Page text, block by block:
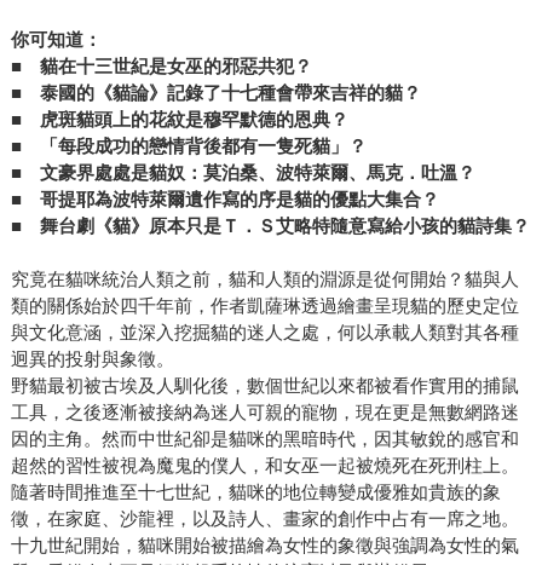
你可知道：
■貓在十三世紀是女巫的邪惡共犯？
■泰國的《貓論》記錄了十七種會帶來吉祥的貓？
■虎斑貓頭上的花紋是穆罕默德的恩典？
■「每段成功的戀情背後都有一隻死貓」？
■文豪界處處是貓奴：莫泊桑、波特萊爾、馬克．吐溫？
■哥提耶為波特萊爾遺作寫的序是貓的優點大集合？
■舞台劇《貓》原本只是Ｔ．Ｓ艾略特隨意寫給小孩的貓詩集？
究竟在貓咪統治人類之前，貓和人類的淵源是從何開始？貓與人
類的關係始於四千年前，作者凱薩琳透過繪畫呈現貓的歷史定位
與文化意涵，並深入挖掘貓的迷人之處，何以承載人類對其各種
迥異的投射與象徵。
野貓最初被古埃及人馴化後，數個世紀以來都被看作實用的捕鼠
工具，之後逐漸被接納為迷人可親的寵物，現在更是無數網路迷
因的主角。然而中世紀卻是貓咪的黑暗時代，因其敏銳的感官和
超然的習性被視為魔鬼的僕人，和女巫一起被燒死在死刑柱上。
隨著時間推進至十七世紀，貓咪的地位轉變成優雅如貴族的象
徵，在家庭、沙龍裡，以及詩人、畫家的創作中占有一席之地。
十九世紀開始，貓咪開始被描繪為女性的象徵與強調為女性的氣